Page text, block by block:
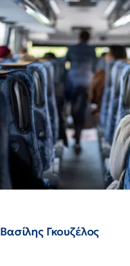
Βασίλης Γκουζέλος